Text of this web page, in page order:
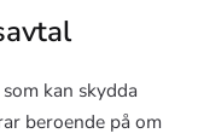
som kan skydda
beroende på om